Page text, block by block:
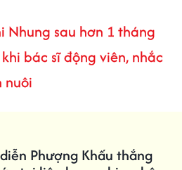
Nhung sau hơn 1 tháng
bác sĩ động viên, nhắc
nuôi
Phượng Khấu thắng